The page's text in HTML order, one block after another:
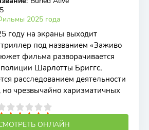
DL
2025 года
году на экраны выходит
под названием «Заживо
фильма разворачивается
Шарлотты Бриггс,
расследованием деятельности
чрезвычайно харизматичных
ОНЛАЙН